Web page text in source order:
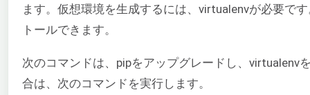
ます。仮想環境を生成するには、virtualenvが必要で
トールできます。
次のコマンドは、pipをアップグレードし、virtualenv
合は、次のコマンドを実行します。